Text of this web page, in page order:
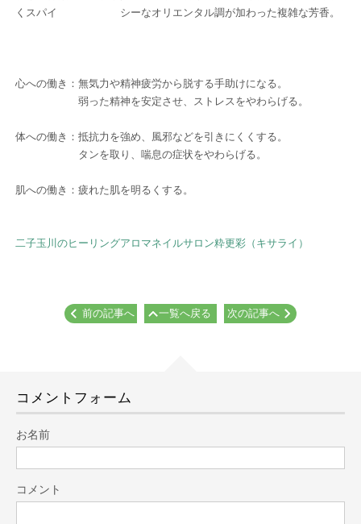
くスパイ シーなオリエンタル調が加わった複雑な芳香。
心への働き：無気力や精神疲労から脱する手助けになる。
弱った精神を安定させ、ストレスをやわらげる。
体への働き：抵抗力を強め、風邪などを引きにくくする。
タンを取り、喘息の症状をやわらげる。
肌への働き：疲れた肌を明るくする。
二子玉川のヒーリングアロマネイルサロン粋更彩（キサライ）
前の記事へ 一覧へ戻る 次の記事へ
コメントフォーム
お名前
コメント